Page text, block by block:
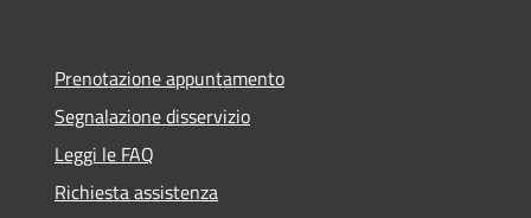
Prenotazione appuntamento
Segnalazione disservizio
Leggi le FAQ
Richiesta assistenza